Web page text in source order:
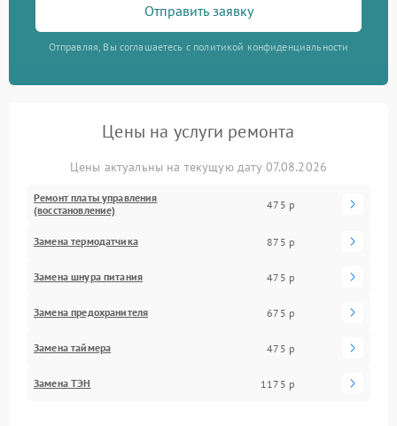
Отправить заявку
Отправляя, Вы соглашаетесь с политикой конфиденциальности
Цены на услуги ремонта
Цены актуальны на текущую дату 07.08.2026
Ремонт платы управления
(восстановление)
475 р
Замена термодатчика 875 р
Замена шнура питания 475 р
Замена предохранителя 675 р
Замена таймера 475 р
Замена ТЭН 1175 р